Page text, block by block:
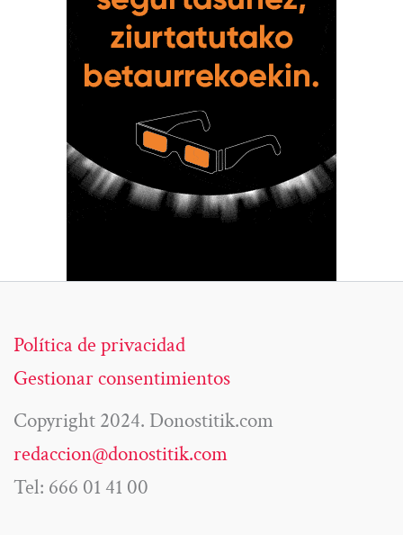
Política de privacidad
Gestionar consentimientos
Copyright 2024. Donostitik.com
redaccion@donostitik.com
Tel: 666 01 41 00